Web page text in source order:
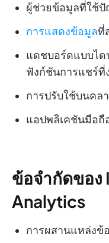
ผู้ช่วยข้อมูลที่ใช้
การแสดงข้อมูลที่
แดชบอร์ดแบบไ
ฟังก์ชันการแชร์ที่
การปรับใช้บนคล
แอปพลิเคชันมือถื
ข้อจำกัดของ
Analytics
การผสานแหล่งข้